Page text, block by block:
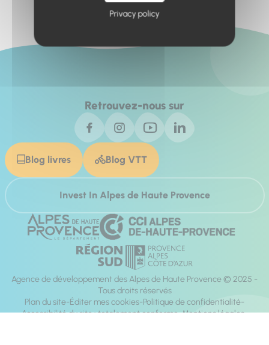
Retrouvez-nous sur
Blog livres Blog VTT
Invest In Alpes de Haute Provence
Agence de développement des Alpes de Haute Provence © 2025 -
Tous droits réservés
Plan du site Éditer mes cookies Politique de confidentialité
Accessibilité du site : totalement conforme Mentions légales
Privacy policy